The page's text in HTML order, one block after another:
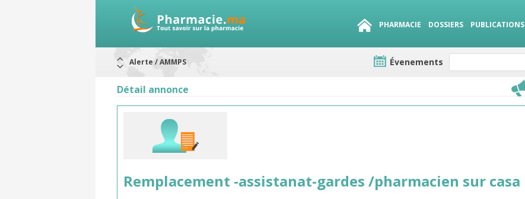
PHARMACIE DOSSIERS PUBLICATIONS
Alerte / AMMPS
ARRÊT DE COMMERCIALISATION
Rappel de lots : préparations lactées
Évenements
Détail annonce
Remplacement -assistanat-gardes /pharmacien sur casa